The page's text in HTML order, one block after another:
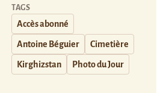
TAGS
Accès abonné
Antoine Béguier Cimetière
Kirghizstan Photo du Jour